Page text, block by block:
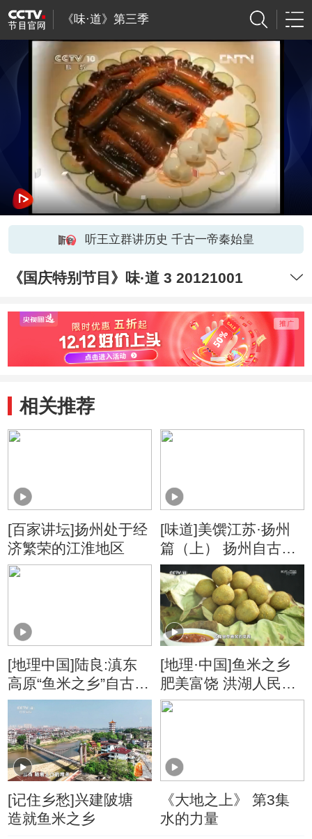
《味·道》第三季
听王立群讲历史 千古一帝秦始皇
《国庆特别节目》味·道 3 20121001
相关推荐
[百家讲坛]扬州处于经
济繁荣的江淮地区
[味道]美馔江苏·扬州
篇（上） 扬州自古就
是富饶的鱼米之乡
[地理中国]陆良:滇东
高原“鱼米之乡”自古便
是云南粮仓
[地理·中国]鱼米之乡
肥美富饶 洪湖人民吃
藕有秘方
[记住乡愁]兴建陂塘
造就鱼米之乡
《大地之上》 第3集
水的力量